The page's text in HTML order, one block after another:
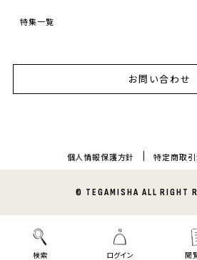
特集一覧
お問い合わせ
個人情報保護方針 特定商取
© TEGAMISHA ALL RIGHT